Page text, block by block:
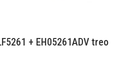
+ EH05261ADV treo